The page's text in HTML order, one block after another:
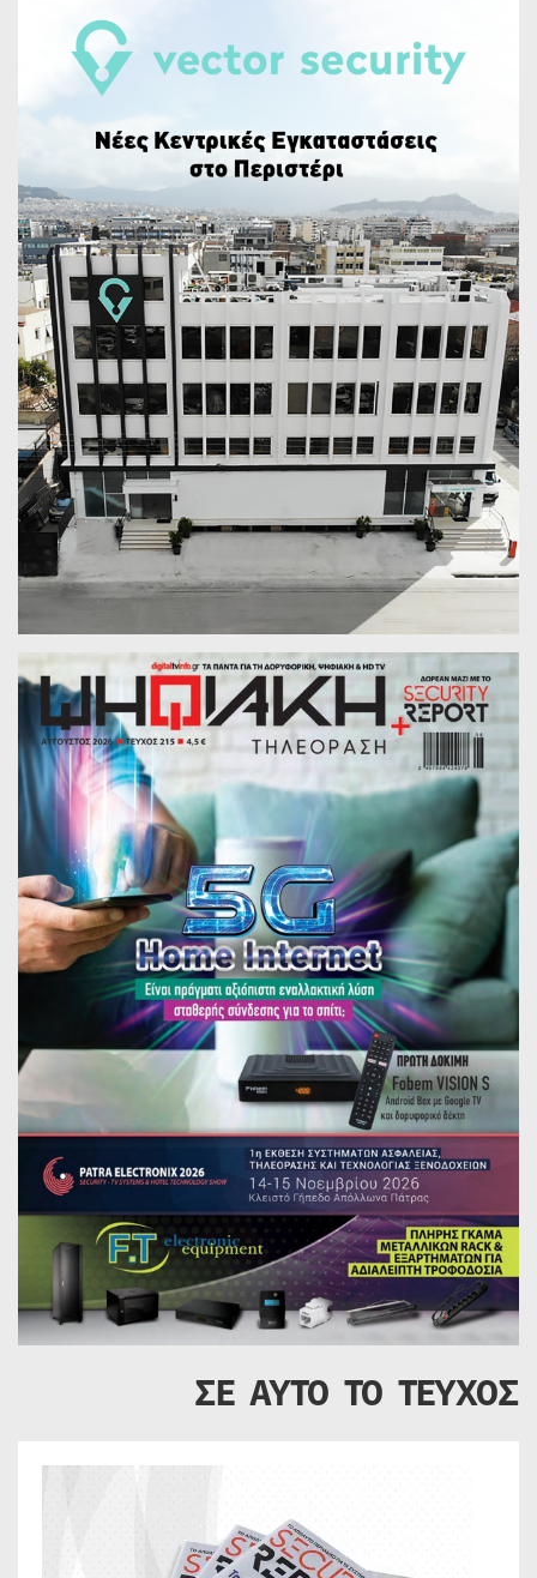
ΣΕ ΑΥΤΟ ΤΟ ΤΕΥΧΟΣ